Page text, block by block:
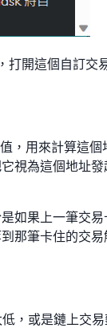
打開這個自訂交
，用來計算這個
視為這個地址發
如果上一筆交易
那筆卡住的交易
，或是鏈上交